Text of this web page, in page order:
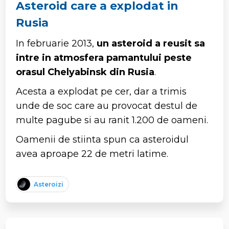
Asteroid care a explodat in
Rusia
In februarie 2013, un asteroid a reusit sa
intre in atmosfera pamantului peste
orasul Chelyabinsk din Rusia.
Acesta a explodat pe cer, dar a trimis
unde de soc care au provocat destul de
multe pagube si au ranit 1.200 de oameni.
Oamenii de stiinta spun ca asteroidul
avea aproape 22 de metri latime.
Asteroizi